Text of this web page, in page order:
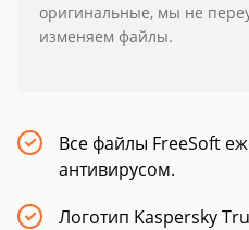
оригинальные, мы не
изменяем файлы.
Все файлы FreeSoft
антивирусом.
Логотип Kaspersky